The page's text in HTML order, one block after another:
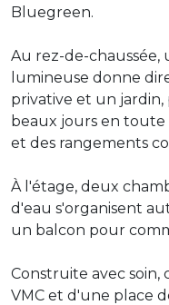
Bluegreen.
Au rez-de-chaussée,
lumineuse donne
privative et un
beaux jours en
et des rangements
À l'étage, deux
d'eau s'organisent
un balcon pour
Construite avec
VMC et d'une place